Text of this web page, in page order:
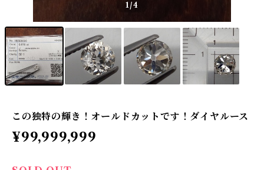
1/4
この独特の輝き！オールドカットです！ダイヤルース
¥99,999,999